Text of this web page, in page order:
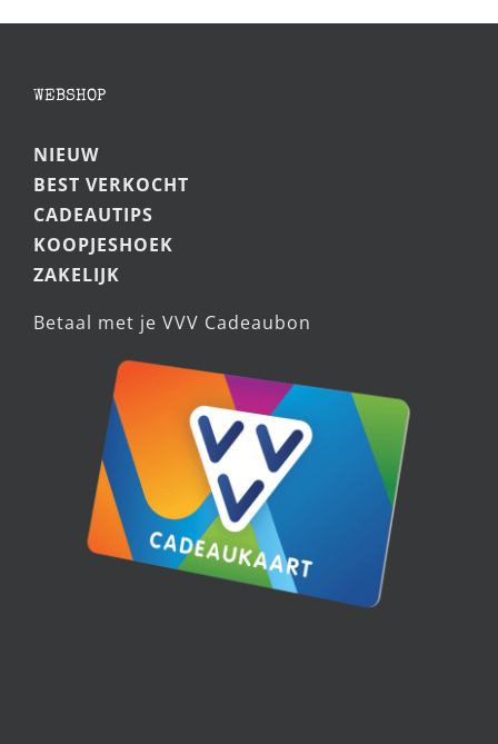
WEBSHOP
NIEUW
BEST VERKOCHT
CADEAUTIPS
KOOPJESHOEK
ZAKELIJK
Betaal met je VVV Cadeaubon